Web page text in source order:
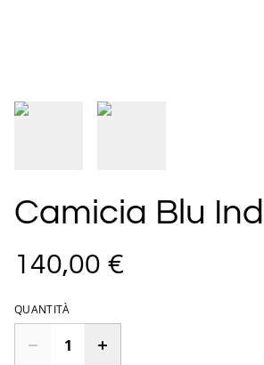
Camicia Blu
140,00 €
QUANTITÀ